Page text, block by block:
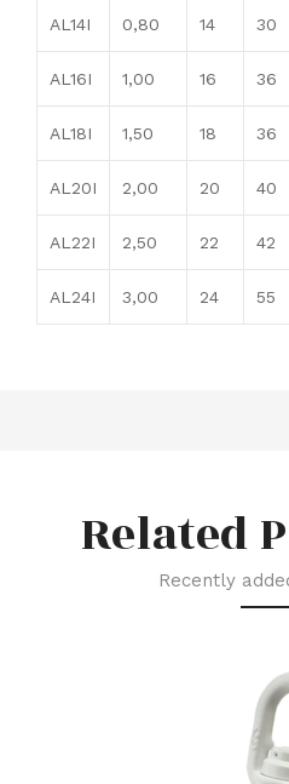
AL14I 0,80 14 30
AL16I 1,00 16 36
AL18I 1,50 18 36
AL20I 2,00 20 40
AL22I 2,50 22 42
AL24I 3,00 24 55
Related
Recently